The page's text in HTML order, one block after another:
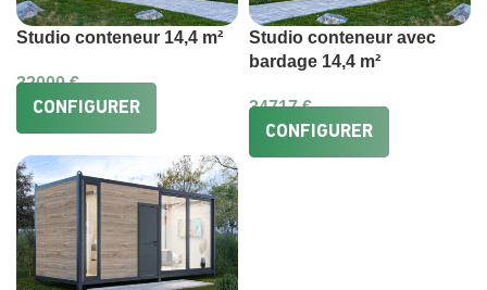
Studio conteneur 14,4 m²
32000€
CONFIGURER
Studio conteneur avec
bardage 14,4 m²
34717€
CONFIGURER